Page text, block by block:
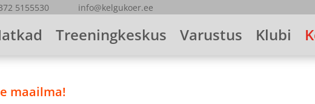
5155530 info@kelgukoer.ee
Treeningkeskus Varustus Klubi
maailma!